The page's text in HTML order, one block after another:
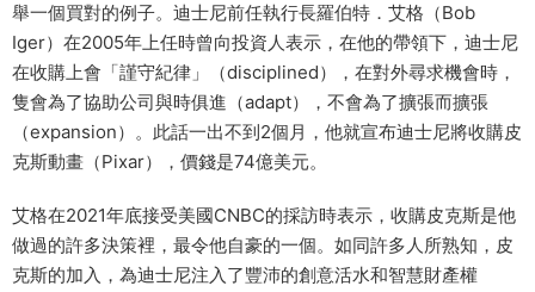
舉一個買對的例子。迪士尼前任執行長羅伯特．艾格（Bob
Iger）在2005年上任時曾向投資人表示，在他的帶領下，迪士尼
在收購上會「謹守紀律」（disciplined），在對外尋求機會時，
隻會為了協助公司與時俱進（adapt），不會為了擴張而擴張
（expansion）。此話一出不到2個月，他就宣布迪士尼將收購皮
克斯動畫（Pixar），價錢是74億美元。
艾格在2021年底接受美國CNBC的採訪時表示，收購皮克斯是他
做過的許多決策裡，最令他自豪的一個。如同許多人所熟知，皮
克斯的加入，為迪士尼注入了豐沛的創意活水和智慧財產權